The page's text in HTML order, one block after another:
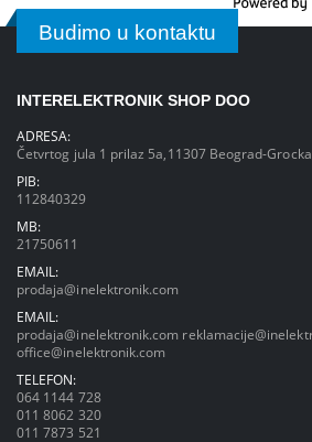
Budimo u kontaktu
INTERELEKTRONIK SHOP DOO
ADRESA:
Četvrtog jula 1 prilaz 5a,11307 Beograd-
PIB:
112840329
MB:
21750611
EMAIL:
prodaja@inelektronik.com
EMAIL:
prodaja@inelektronik.com
office@inelektronik.com
TELEFON:
064 1144 728
011 8062 320
011 7873 521